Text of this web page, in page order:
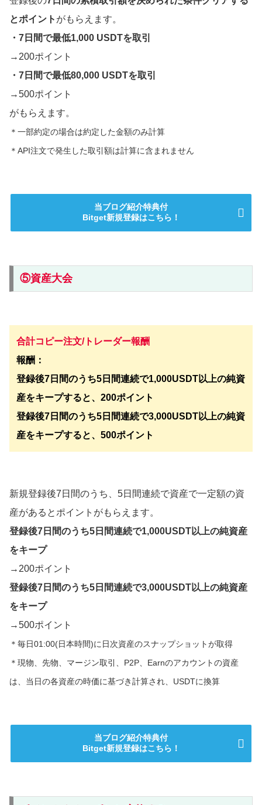
とポイント がもらえます。
・7日間で最低1,000 USDTを取引
→200ポイント
・7日間で最低80,000 USDTを取引
→500ポイント
がもらえます。
＊一部約定の場合は約定した金額のみ計算
＊API注文で発生した取引額は計算に含まれません
当ブログ紹介特典付
Bitget新規登録はこちら！
⑤資産大会
合計コピー注文/トレーダー報酬
報酬：
登録後7日間のうち5日間連続で1,000USDT以上の純資
産をキープすると、200ポイント
登録後7日間のうち5日間連続で3,000USDT以上の純資
産をキープすると、500ポイント
新規登録後7日間のうち、5日間連続で資産で一定額の資
産があるとポイントがもらえます。
登録後7日間のうち5日間連続で1,000USDT以上の純資産
をキープ
→200ポイント
登録後7日間のうち5日間連続で3,000USDT以上の純資産
をキープ
→500ポイント
＊毎日01:00(日本時間)に日次資産のスナップショットが取得
＊現物、先物、マージン取引、P2P、Earnのアカウントの資産
は、当日の各資産の時価に基づき計算され、USDTに換算
当ブログ紹介特典付
Bitget新規登録はこちら！